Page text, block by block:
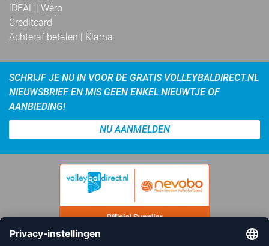
iDEAL | Wero
Creditcard
Achteraf betalen | Klarna
SCHRIJF JE NU IN VOOR DE GRATIS VOLLEYBALDIRECT.NL
NIEUWSBRIEF EN MIS GEEN ENKEL NIEUWTJE OF
AANBIEDING!
NU AANMELDEN